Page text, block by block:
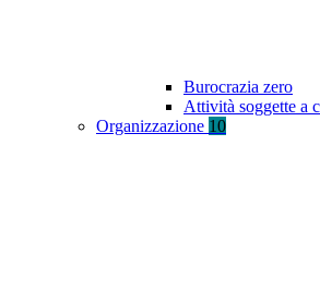
Burocrazia zero
Attività soggette a
Organizzazione 10